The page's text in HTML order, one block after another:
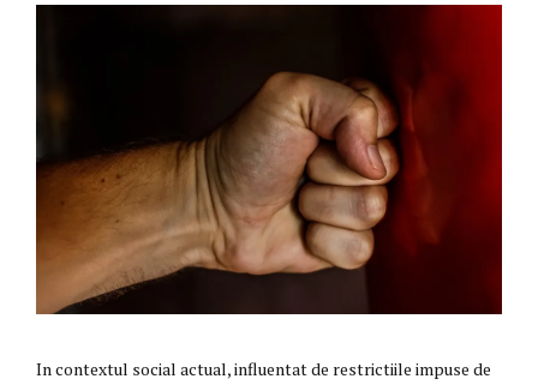
In contextul social actual, influentat de restrictiile impuse de